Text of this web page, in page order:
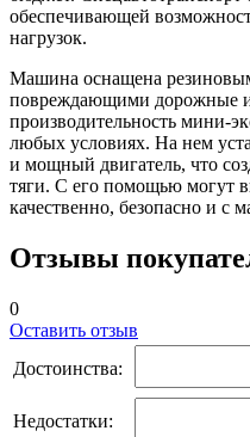
обеспечивающей
нагрузок.
Машина оснащена
повреждающими дорожные
производительность мини-
любых условиях. На нем
и мощный двигатель, что
тяги. С его помощью могут
качественно, безопасно и с
Отзывы
0
Оставить отзыв
Достоинства:
Недостатки: